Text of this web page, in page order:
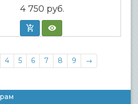
4 750 руб.
Страница
4 Страница
5 Страница
6 Страница
7 Страница
8 Страница
9
Следующая
страница
→